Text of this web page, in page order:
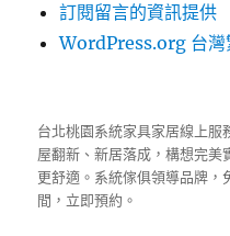
訂閱留言的資訊提供
WordPress.org 台灣
台北桃園系統家具家居線上服
屋翻新、新居落成，構想完美
更舒適。 系統傢俱領導品牌，
間，立即預約。